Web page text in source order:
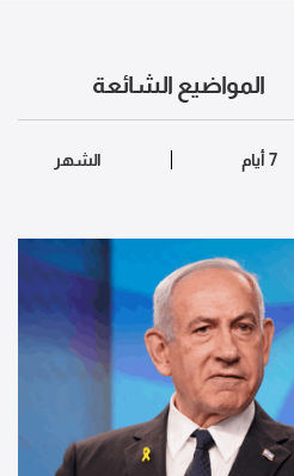
المواضيع الشائعة